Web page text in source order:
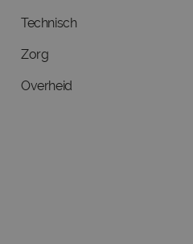
Technisch
Zorg
Overheid